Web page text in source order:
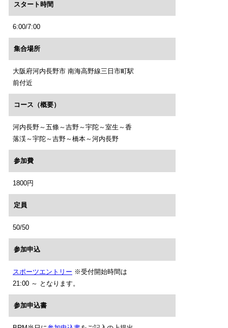
スタート時間
6:00/7:00
集合場所
大阪府河内長野市 南海高野線三日市町駅
前付近
コース（概要）
河内長野～五條～吉野～宇陀～室生～香
落渓～宇陀～吉野～橋本～河内長野
参加費
1800円
定員
50/50
参加申込
スポーツエントリー ※受付開始時間は
21:00 ～ となります。
参加申込書